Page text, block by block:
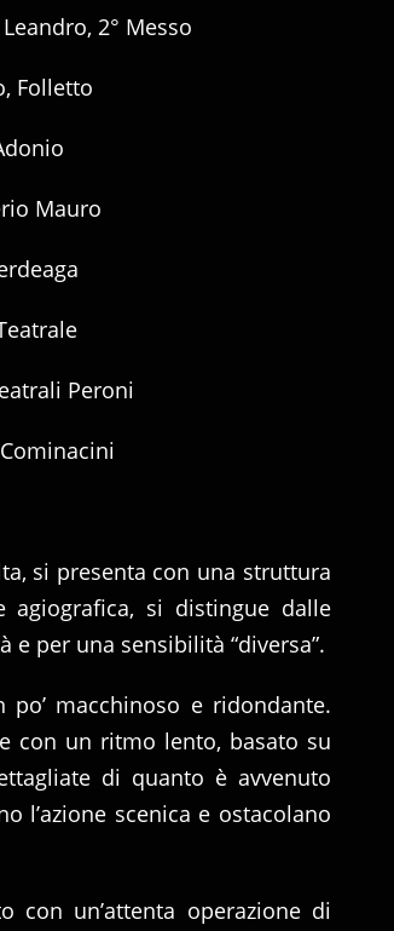
2° Messo
Folletto
Mauro
Peroni
si presenta con una struttura
agiografica, si distingue dalle
e per una sensibilità “diversa”.
macchinoso e ridondante.
con un ritmo lento, basato su
di quanto è avvenuto
l’azione scenica e ostacolano
un’attenta operazione di